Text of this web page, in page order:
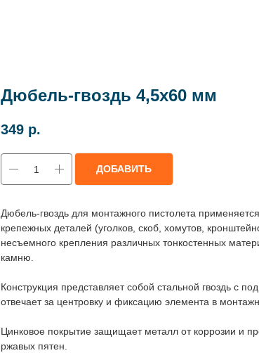
Дюбель-гвоздь 4,5х60 мм
349 р.
ДОБАВИТЬ
Дюбель-гвоздь для монтажного пистолета
крепежных деталей (уголков, скоб, хомутов,
несъемного крепления различных тонкостенных
камню.
Конструкция представляет собой стальной гвоздь с
отвечает за центровку и фиксацию элемента в
Цинковое покрытие защищает металл от коррозии и
ржавых пятен.